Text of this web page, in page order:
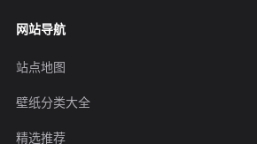
网站导航
站点地图
壁纸分类大全
精选推荐